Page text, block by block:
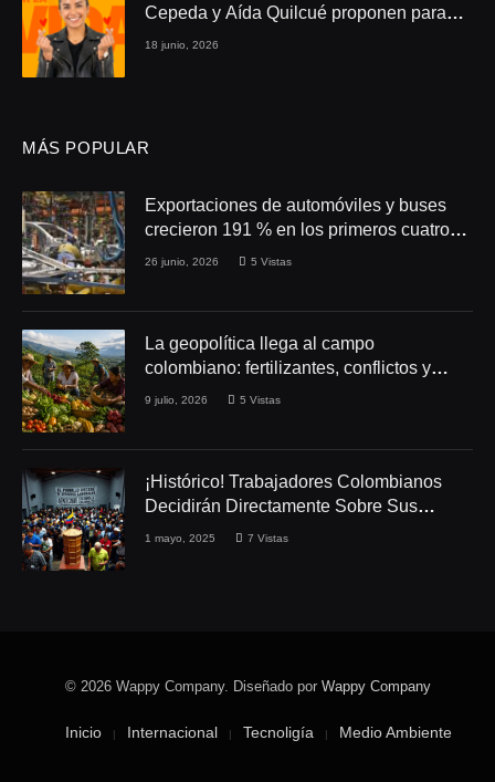
Cepeda y Aída Quilcué proponen para
Colombia
18 junio, 2026
MÁS POPULAR
Exportaciones de automóviles y buses
crecieron 191 % en los primeros cuatro
meses de 2026
26 junio, 2026 5 Vistas
La geopolítica llega al campo
colombiano: fertilizantes, conflictos y
seguridad alimentaria
9 julio, 2026 5 Vistas
¡Histórico! Trabajadores Colombianos
Decidirán Directamente Sobre Sus
Derechos Laborales
1 mayo, 2025 7 Vistas
© 2026 Wappy Company. Diseñado por Wappy Company
Inicio Internacional Tecnoligía Medio Ambiente